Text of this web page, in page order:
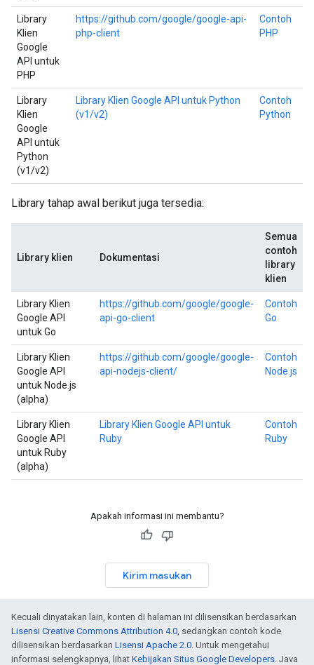
Library
Klien
Google
API untuk
PHP
https://github.com/google/google-api-
php-client
Contoh
PHP
Library
Klien
Google
API untuk
Python
(v1/v2)
Library Klien Google API untuk Python
(v1/v2)
Contoh
Python
Library tahap awal berikut juga tersedia:
Library klien Dokumentasi
Semua
contoh
library
klien
Library Klien
Google API
untuk Go
https://github.com/google/google-
api-go-client
Contoh
Go
Library Klien
Google API
untuk Node.js
(alpha)
https://github.com/google/google-
api-nodejs-client/
Contoh
Node.js
Library Klien
Google API
untuk Ruby
(alpha)
Library Klien Google API untuk
Ruby
Contoh
Ruby
Apakah informasi ini membantu?
Kirim masukan
Kecuali dinyatakan lain, konten di halaman ini dilisensikan berdasarkan
Lisensi Creative Commons Attribution 4.0, sedangkan contoh kode
dilisensikan berdasarkan Lisensi Apache 2.0. Untuk mengetahui
informasi selengkapnya, lihat Kebijakan Situs Google Developers. Java